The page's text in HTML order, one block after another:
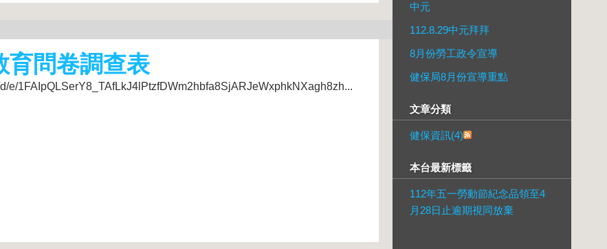
育問卷調查表
e/1FAIpQLSerY8_TAfLkJ4lPtzfDWm2hbfa8SjARJeWxphkNXagh8zh...
中元
112.8.29中元拜拜
8月份勞工政令宣導
健保局8月份宣導重點
文章分類
健保資訊(4)
本台最新標籤
112年五一勞動節紀念品領至4
月28日止逾期視同放棄